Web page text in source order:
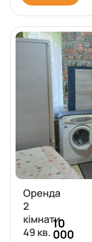
Оренда
2
кімнати
49 кв.
10
000